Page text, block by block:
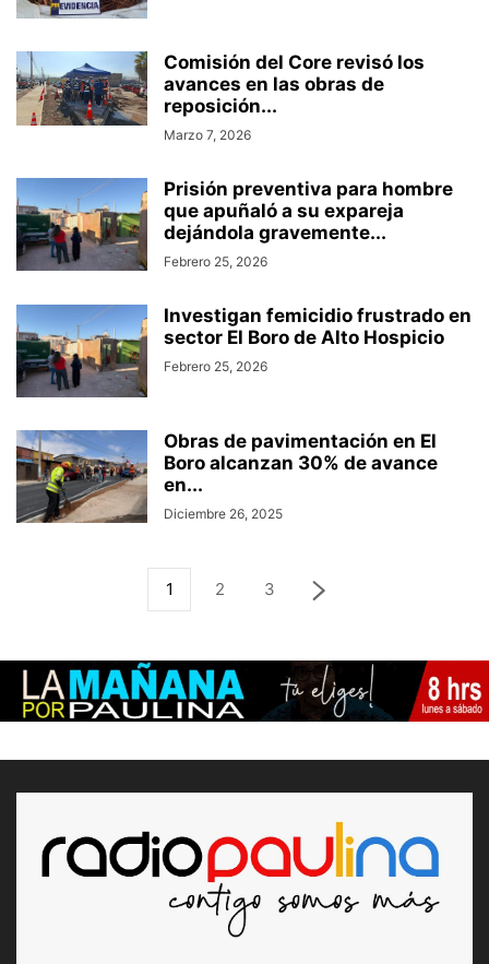
Comisión del Core revisó los
avances en las obras de
reposición...
Marzo 7, 2026
Prisión preventiva para hombre
que apuñaló a su expareja
dejándola gravemente...
Febrero 25, 2026
Investigan femicidio frustrado en
sector El Boro de Alto Hospicio
Febrero 25, 2026
Obras de pavimentación en El
Boro alcanzan 30% de avance
en...
Diciembre 26, 2025
1 2 3